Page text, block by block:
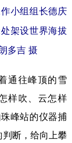
小组组长德庆
架设世界海拔
多吉 摄
往峰顶的雪
样吹、云怎样
峰站的仪器捕
判断，给向上攀